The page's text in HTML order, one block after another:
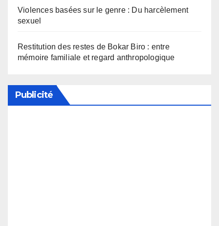
Violences basées sur le genre : Du harcèlement
sexuel
Restitution des restes de Bokar Biro : entre
mémoire familiale et regard anthropologique
Publicité